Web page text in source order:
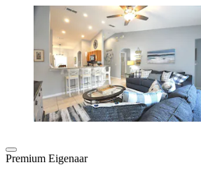
Premium Eigenaar